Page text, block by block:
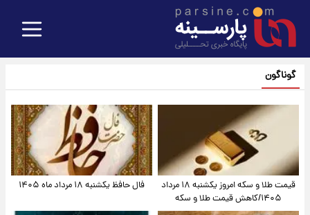
گوناگون
قیمت طلا و سکه امروز یکشنبه ۱۸ مرداد
۱۴۰۵/کاهش قیمت طلا و سکه
فال حافظ یکشنبه ۱۸ مرداد ماه ۱۴۰۵